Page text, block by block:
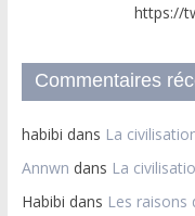
https://
Commentaires
habibi dans La
Annwn dans La
Habibi dans Les raisons